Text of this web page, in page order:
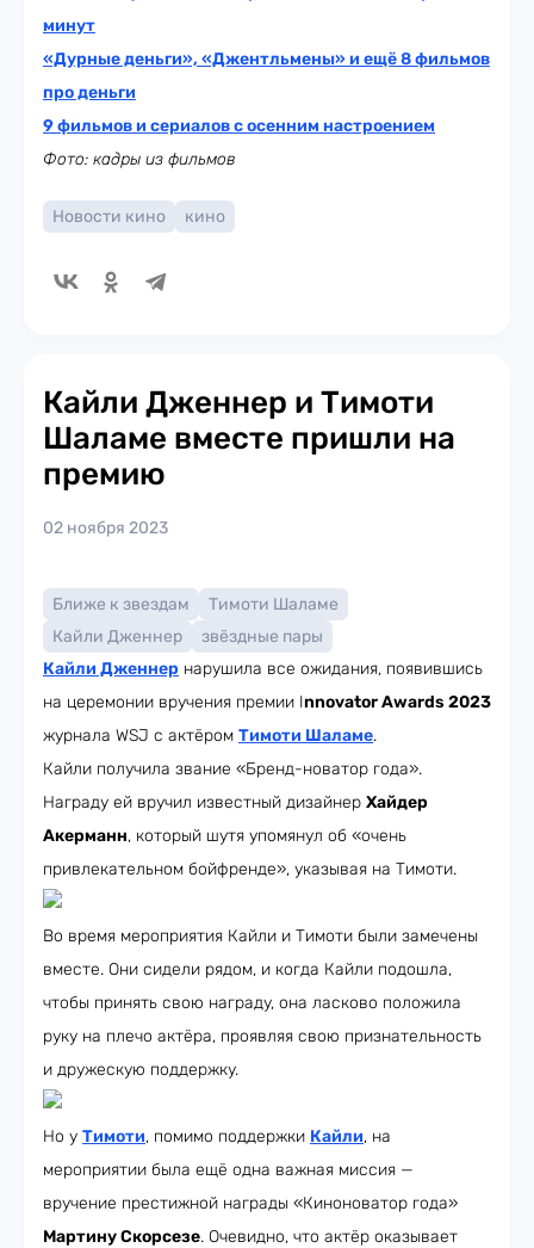
минут
«Дурные деньги», «Джентльмены» и ещё 8 фильмов
про деньги
9 фильмов и сериалов с осенним настроением
Фото: кадры из фильмов
Новости кино кино
Кайли Дженнер и Тимоти
Шаламе вместе пришли на
премию
02 ноября 2023
Ближе к звездам
Тимоти Шаламе
Кайли Дженнер
звёздные пары
Кайли Дженнер нарушила все ожидания, появившись
на церемонии вручения премии Innovator Awards 2023
журнала WSJ с актёром Тимоти Шаламе.
Кайли получила звание «Бренд-новатор года».
Награду ей вручил известный дизайнер Хайдер
Акерманн, который шутя упомянул об «очень
привлекательном бойфренде», указывая на Тимоти.
Во время мероприятия Кайли и Тимоти были замечены
вместе. Они сидели рядом, и когда Кайли подошла,
чтобы принять свою награду, она ласково положила
руку на плечо актёра, проявляя свою признательность
и дружескую поддержку.
Но у Тимоти, помимо поддержки Кайли, на
мероприятии была ещё одна важная миссия —
вручение престижной награды «Киноноватор года»
Мартину Скорсезе. Очевидно, что актёр оказывает